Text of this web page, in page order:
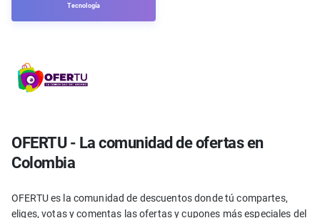
Tecnología
OFERTU - La comunidad de ofertas en
Colombia
OFERTU es la comunidad de descuentos donde tú compartes,
eliges, votas y comentas las ofertas y cupones más especiales del